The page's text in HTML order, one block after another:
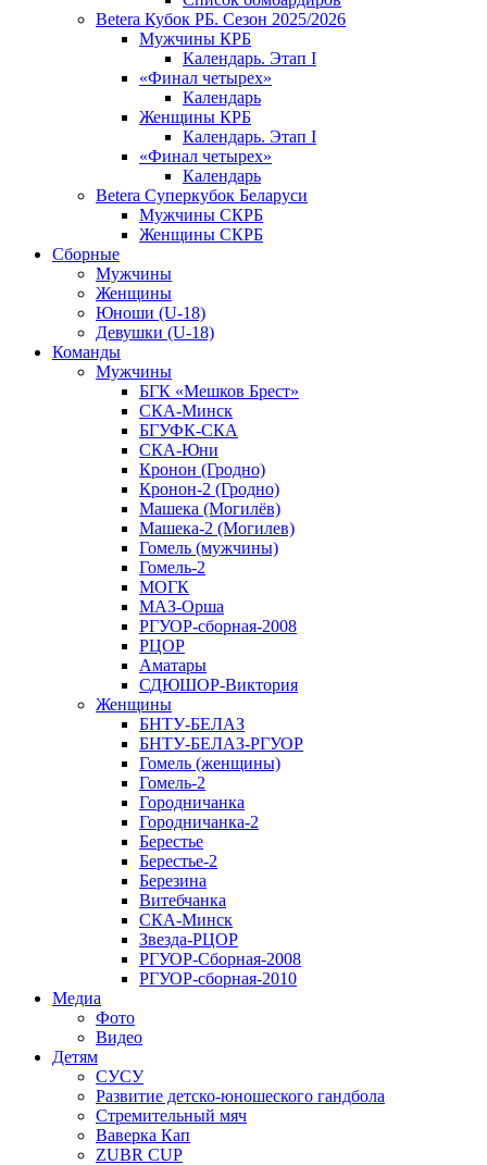
Betera Кубок РБ. Сезон 2025/2026
Мужчины КРБ
Календарь. Этап I
«Финал четырех»
Календарь
Женщины КРБ
Календарь. Этап I
«Финал четырех»
Календарь
Betera Суперкубок Беларуси
Мужчины СКРБ
Женщины СКРБ
Сборные
Мужчины
Женщины
Юноши (U-18)
Девушки (U-18)
Команды
Мужчины
БГК «Мешков Брест»
СКА-Минск
БГУФК-СКА
СКА-Юни
Кронон (Гродно)
Кронон-2 (Гродно)
Машека (Могилёв)
Машека-2 (Могилев)
Гомель (мужчины)
Гомель-2
МОГК
МАЗ-Орша
РГУОР-сборная-2008
РЦОР
Аматары
СДЮШОР-Виктория
Женщины
БНТУ-БЕЛАЗ
БНТУ-БЕЛАЗ-РГУОР
Гомель (женщины)
Гомель-2
Городничанка
Городничанка-2
Берестье
Берестье-2
Березина
Витебчанка
СКА-Минск
Звезда-РЦОР
РГУОР-Сборная-2008
РГУОР-сборная-2010
Медиа
Фото
Видео
Детям
СУСУ
Развитие детско-юношеского гандбола
Стремительный мяч
Ваверка Кап
ZUBR CUP